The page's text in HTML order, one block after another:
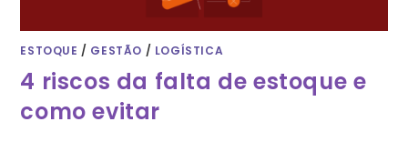
ESTOQUE / GESTÃO / LOGÍSTICA
4 riscos da falta de estoque e
como evitar